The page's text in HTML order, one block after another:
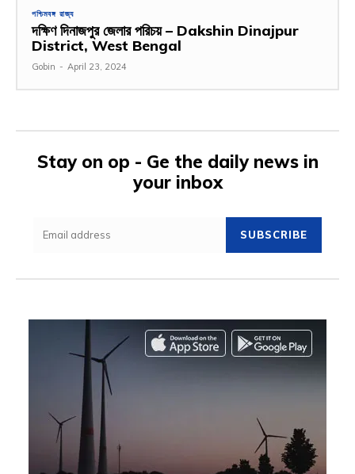
পশ্চিমবঙ্গ রাজ্য
দক্ষিণ দিনাজপুর জেলার পরিচয় – Dakshin Dinajpur
District, West Bengal
Gobin - April 23, 2024
Stay on op - Ge the daily news in
your inbox
SUBSCRIBE